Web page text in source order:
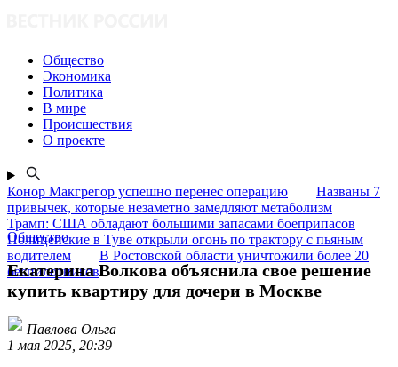
Общество
Экономика
Политика
В мире
Происшествия
О проекте
Конор Макгрегор успешно перенес операцию
Названы 7
привычек, которые незаметно замедляют метаболизм
Трамп: США обладают большими запасами боеприпасов
Полицейские в Туве открыли огонь по трактору с пьяным
водителем
В Ростовской области уничтожили более 20
беспилотников
Общество
Екатерина Волкова объяснила свое решение
купить квартиру для дочери в Москве
Павлова Ольга
1 мая 2025, 20:39